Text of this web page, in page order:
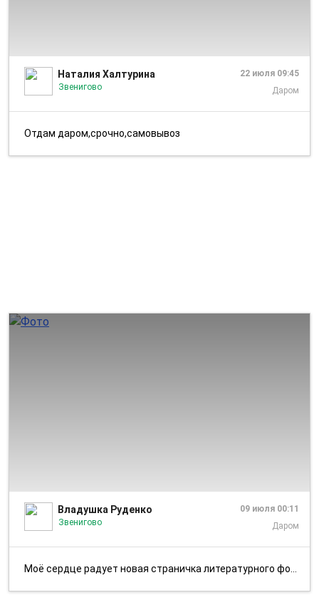
Наталия Халтурина
Звенигово
22 июля 09:45
Даром
Отдам даром,срочно,самовывоз
Владушка Руденко
Звенигово
09 июля 00:11
Даром
Моё сердце радует новая страничка литературного фотодневника "Летний о...